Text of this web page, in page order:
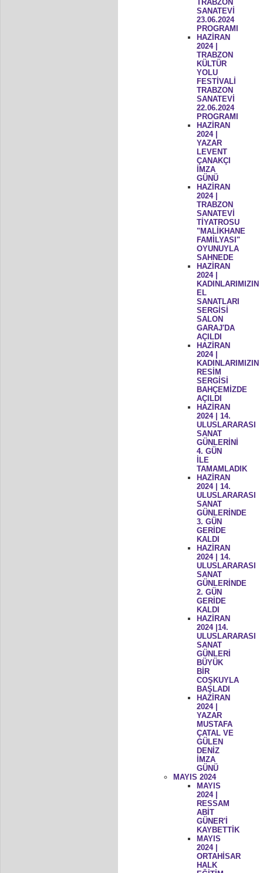
TRABZON
SANATEVİ
23.06.2024
PROGRAMI
HAZİRAN
2024 |
TRABZON
KÜLTÜR
YOLU
FESTİVALİ
TRABZON
SANATEVİ
22.06.2024
PROGRAMI
HAZİRAN
2024 |
YAZAR
LEVENT
ÇANAKÇI
İMZA
GÜNÜ
HAZİRAN
2024 |
TRABZON
SANATEVİ
TİYATROSU
"MALİKHANE
FAMİLYASI"
OYUNUYLA
SAHNEDE
HAZİRAN
2024 |
KADINLARIMIZIN
EL
SANATLARI
SERGİSİ
SALON
GARAJ'DA
AÇILDI
HAZİRAN
2024 |
KADINLARIMIZIN
RESİM
SERGİSİ
BAHÇEMİZDE
AÇILDI
HAZİRAN
2024 | 14.
ULUSLARARASI
SANAT
GÜNLERİNİ
4. GÜN
İLE
TAMAMLADIK
HAZİRAN
2024 | 14.
ULUSLARARASI
SANAT
GÜNLERİNDE
3. GÜN
GERİDE
KALDI
HAZİRAN
2024 | 14.
ULUSLARARASI
SANAT
GÜNLERİNDE
2. GÜN
GERİDE
KALDI
HAZİRAN
2024 |14.
ULUSLARARASI
SANAT
GÜNLERİ
BÜYÜK
BİR
COŞKUYLA
BAŞLADI
HAZİRAN
2024 |
YAZAR
MUSTAFA
ÇATAL VE
GÜLEN
DENİZ
İMZA
GÜNÜ
MAYIS 2024
MAYIS
2024 |
RESSAM
ABİT
GÜNER'İ
KAYBETTİK
MAYIS
2024 |
ORTAHİSAR
HALK